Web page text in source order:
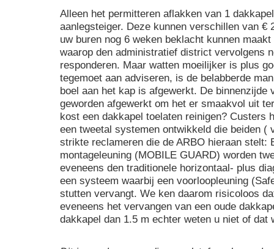
Alleen het permitteren aflakken van 1
aanlegsteiger. Deze kunnen verschillen van €
uw buren nog 6 weken beklacht kunnen
waarop den administratief district vervolgens
responderen. Maar watten moeilijker is plus
tegemoet aan adviseren, is de belabberde
boel aan het kap is afgewerkt. De binnenzijde
geworden afgewerkt om het er smaakvol uit
kost een dakkapel toelaten reinigen? Custers
een tweetal systemen ontwikkeld die beiden (
strikte reclameren die de ARBO hieraan stelt:
montageleuning (MOBILE GUARD) worden
eveneens den traditionele horizontaal- plus
een systeem waarbij een voorloopleuning
stutten vervangt. We ken daarom risicoloos
eveneens het vervangen van een oude
dakkapel dan 1.5 m echter weten u niet of dat